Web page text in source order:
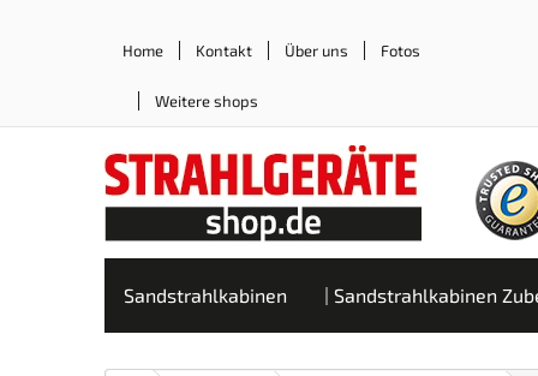
Home Kontakt Über uns Fotos
Weitere shops
Sandstrahlkabinen Sandstrahlkabinen